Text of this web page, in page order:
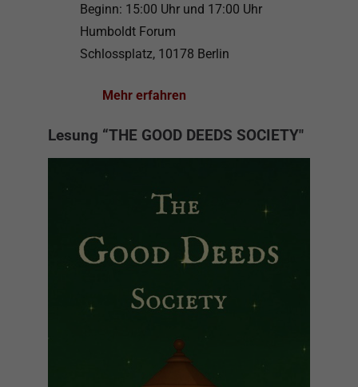
Beginn: 15:00 Uhr und 17:00 Uhr
Humboldt Forum
Schlossplatz, 10178 Berlin
Mehr erfahren
Lesung “THE GOOD DEEDS SOCIETY"